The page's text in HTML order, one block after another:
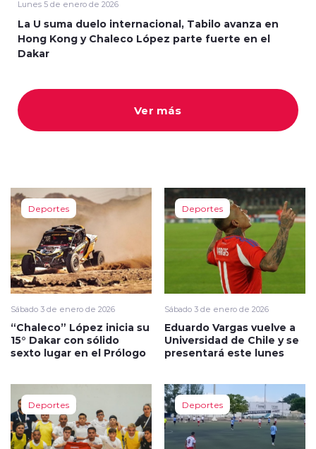
Lunes 5 de enero de 2026
La U suma duelo internacional, Tabilo avanza en
Hong Kong y Chaleco López parte fuerte en el
Dakar
Ver más
Deportes
Sábado 3 de enero de 2026
“Chaleco” López inicia su
15° Dakar con sólido
sexto lugar en el Prólogo
Deportes
Sábado 3 de enero de 2026
Eduardo Vargas vuelve a
Universidad de Chile y se
presentará este lunes
Deportes Deportes